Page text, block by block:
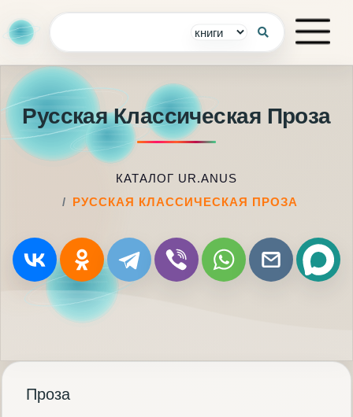
Русская Классическая Проза
КАТАЛОГ UR.ANUS
РУССКАЯ КЛАССИЧЕСКАЯ ПРОЗА
Проза